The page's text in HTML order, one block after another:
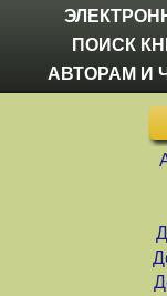
ПОИСК
АВТОРАМ И